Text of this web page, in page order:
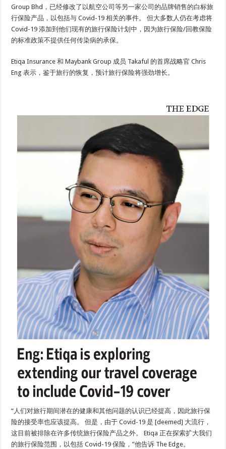
Group Bhd，已经修改了以航空公司等另一家公司的品牌销售的白标旅
行保险产品，以包括与 Covid-19 相关的事件。 但大多数人仍在考虑将
Covid-19 添加到他们现有的旅行保险计划中，因为旅行保险/回教保险
的标准政策不提供任何传染病的承保。
Etiqa Insurance 和 Maybank Group 成员 Takaful 的首席战略官 Chris
Eng 表示，鉴于旅行的恢复，预计旅行保险将强劲增长。
“人们对旅行期间潜在的健康和其他问题的认识已经提高，因此旅行保
险的接受率也应该提高。 但是，由于 Covid-19 是 [deemed] 大流行，
这目前被排除在许多传统旅行保险产品之外。 Etiqa 正在探索扩大我们
的旅行保险范围，以包括 Covid-19 保险，”他告诉 The Edge。